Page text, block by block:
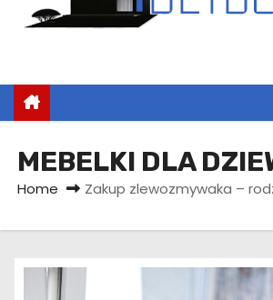
e
MEBELKI DLA
Home Zakup zlewozmywaka –